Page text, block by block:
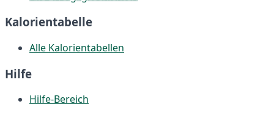
Kalorientabelle
Alle Kalorientabellen
Hilfe
Hilfe-Bereich